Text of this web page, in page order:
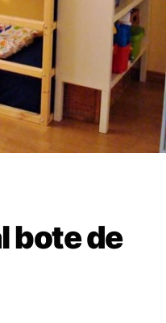
bote de